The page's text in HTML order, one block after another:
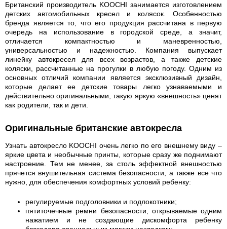
Британский производитель KOOCHI занимается изготовлением
детских автомобильных кресел и колясок. Особенностью
бренда является то, что его продукция рассчитана в первую
очередь на использование в городской среде, а значит,
отличается компактностью и маневренностью,
универсальностью и надежностью. Компания выпускает
линейку автокресел для всех возрастов, а также детские
коляски, рассчитанные на прогулки в любую погоду. Одним из
основных отличий компании является эксклюзивный дизайн,
которые делает ее детские товары легко узнаваемыми и
действительно оригинальными, такую яркую «внешность» ценят
как родители, так и дети.
Оригинальные британские автокресла
Узнать автокресло KOOCHI очень легко по его внешнему виду –
яркие цвета и необычные принты, которые сразу же поднимают
настроение. Тем не менее, за столь эффектной внешностью
прячется внушительная система безопасности, а также все что
нужно, для обеспечения комфортных условий ребенку:
регулируемые подголовники и подлокотники;
пятиточечные ремни безопасности, открываемые одним
нажатием и не создающие дискомфорта ребенку